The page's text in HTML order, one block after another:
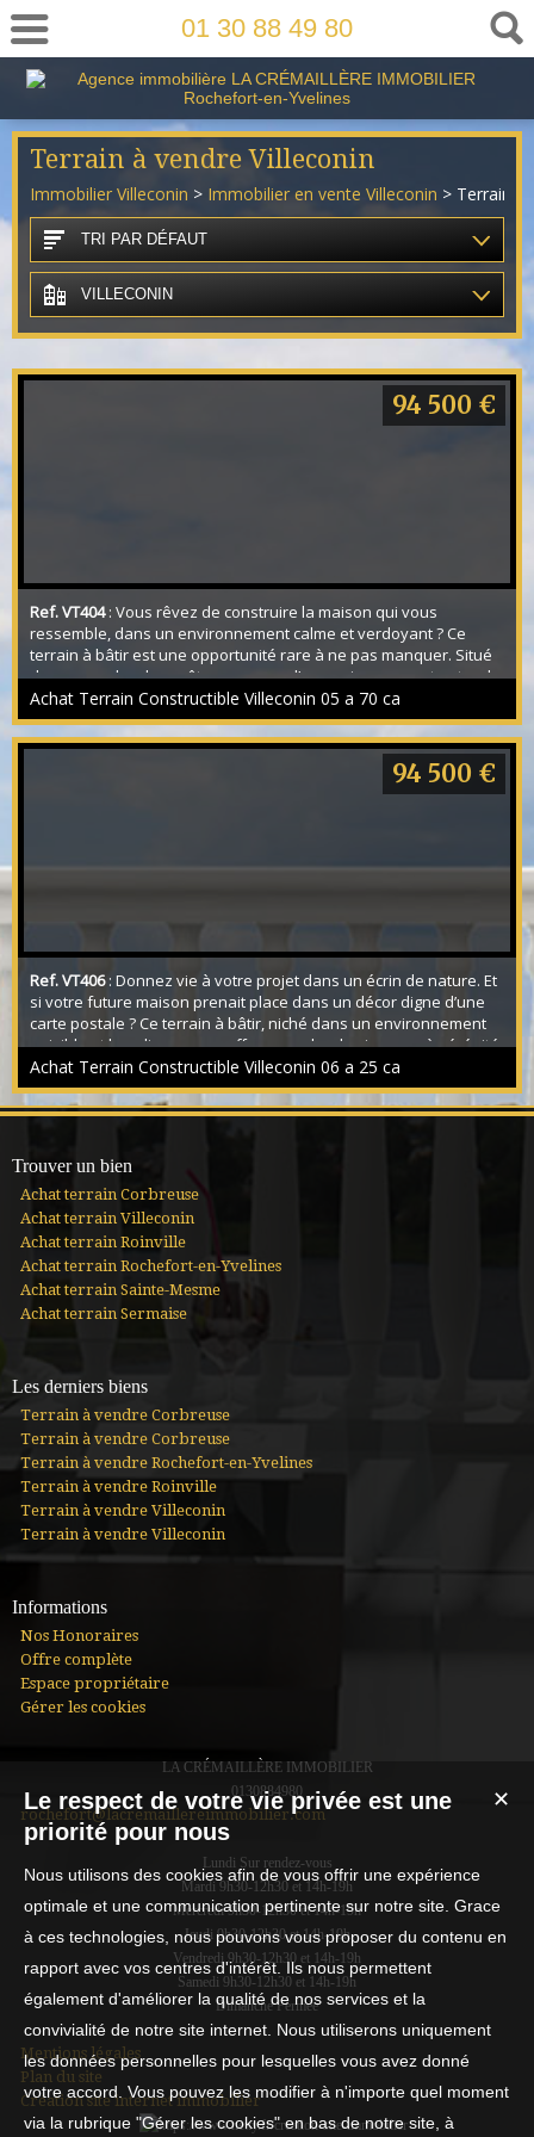
01 30 88 49 80
Terrain à vendre Villeconin
Immobilier Villeconin > Immobilier en vente Villeconin > Terrain
TRI PAR DÉFAUT
VILLECONIN
Ref. VT404: Vous rêvez de construire la maison qui vous
ressemble, dans un environnement calme et verdoyant ? Ce
terrain à bâtir est une opportunité rare à ne pas manquer. Situé
dans un cadre champêtre, au cœur d’un environnement naturel
préservé, il vous offre la tranquillité de la campagne tout en
restant proche des commodités essentielles. Ici, le chant des
oiseaux remplace le bruit de la ville e...
Achat Terrain Constructible Villeconin 05 a 70 ca
94 500 €
Ref. VT406: Donnez vie à votre projet dans un écrin de nature. Et
si votre future maison prenait place dans un décor digne d’une
carte postale ? Ce terrain à bâtir, niché dans un environnement
paisible et bucolique, vous offre un cadre de vie rare où sérénité
et nature s’harmonisent parfaitement. Ici, le temps semble
ralentir. Les paysages verdoyants, le calme environnant et
l’atmosphère champêtre c...
Achat Terrain Constructible Villeconin 06 a 25 ca
94 500 €
Trouver un bien
Achat terrain Corbreuse
Achat terrain Villeconin
Achat terrain Roinville
Achat terrain Rochefort-en-Yvelines
Achat terrain Sainte-Mesme
Achat terrain Sermaise
Les derniers biens
Terrain à vendre Corbreuse
Terrain à vendre Corbreuse
Terrain à vendre Rochefort-en-Yvelines
Terrain à vendre Roinville
Terrain à vendre Villeconin
Terrain à vendre Villeconin
Informations
Nos Honoraires
Offre complète
Espace propriétaire
Gérer les cookies
LA CRÉMAILLÈRE IMMOBILIER
0130884980
rochefort@lacremaillereimmobilier.com
Lundi Sur rendez-vous
Mardi 9h30-12h30 et 14h-19h
Mercredi 9h30-12h30 et 14h-19h
Jeudi 9h30-12h30 et 14h-19h
Vendredi 9h30-12h30 et 14h-19h
Samedi 9h30-12h30 et 14h-19h
Dimanche Fermée
Mentions légales
Plan du site
Création site internet immobilier
✕
Le respect de votre vie privée est une
priorité pour nous
Nous utilisons des cookies afin de vous offrir une expérience
optimale et une communication pertinente sur notre site. Grace
à ces technologies, nous pouvons vous proposer du contenu en
rapport avec vos centres d'intérêt. Ils nous permettent
également d'améliorer la qualité de nos services et la
convivialité de notre site internet. Nous utiliserons uniquement
les données personnelles pour lesquelles vous avez donné
votre accord. Vous pouvez les modifier à n'importe quel moment
via la rubrique "Gérer les cookies" en bas de notre site, à